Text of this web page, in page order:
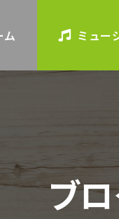
ム ミュー
ブ